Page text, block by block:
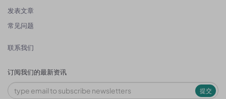
发表文章
常见问题
联系我们
订阅我们的最新资讯
提交